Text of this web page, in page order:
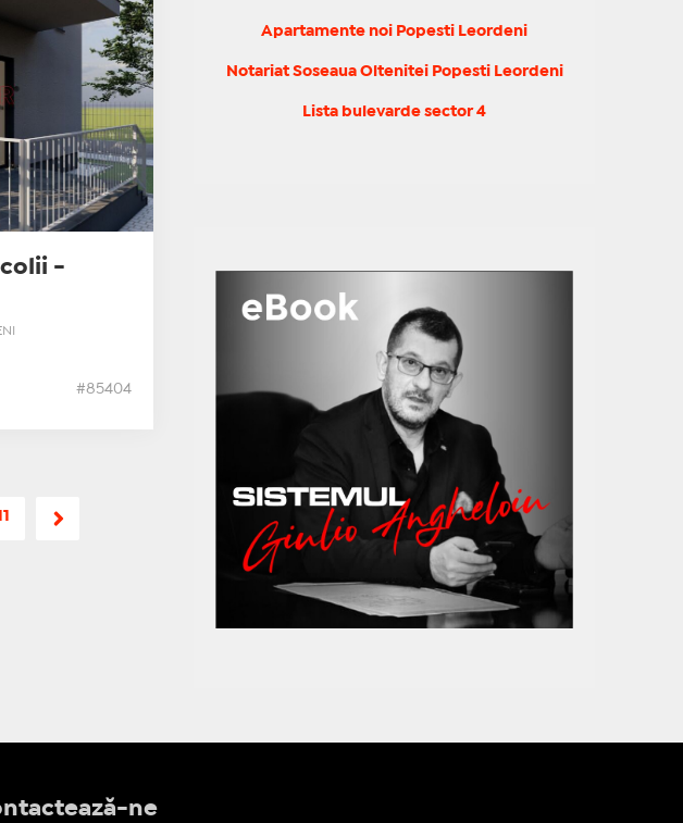
-
#85404
Apartamente noi Popesti Leordeni
Notariat Soseaua Oltenitei Popesti Leordeni
Lista bulevarde sector 4
ne